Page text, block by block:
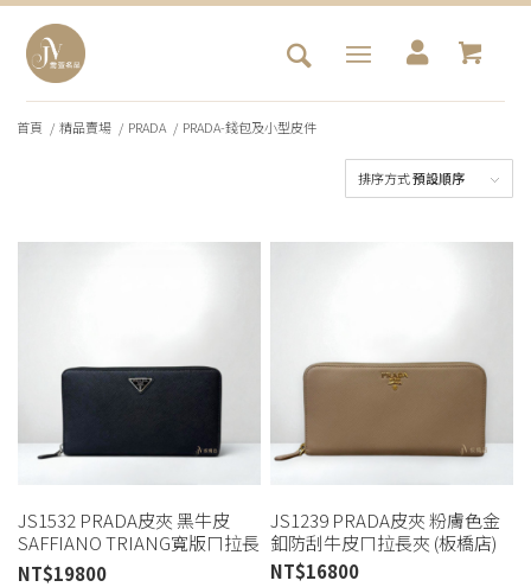
首頁 / 精品賣場 / PRADA / PRADA-錢包及小型皮件
排序方式預設順序
JS1532 PRADA皮夾 黑牛皮
SAFFIANO TRIANG寬版ㄇ拉長
夾 (板橋店)
NT$19800
JS1239 PRADA皮夾 粉膚色金
釦防刮牛皮ㄇ拉長夾 (板橋店)
NT$16800